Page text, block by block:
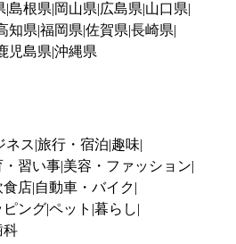
島根県 岡山県 広島県 山口県
知県 福岡県 佐賀県 長崎県
児島県 沖縄県
ネス 旅行・宿泊 趣味
・習い事 美容・ファッション
食店 自動車・バイク
ピングペット 暮らし
科